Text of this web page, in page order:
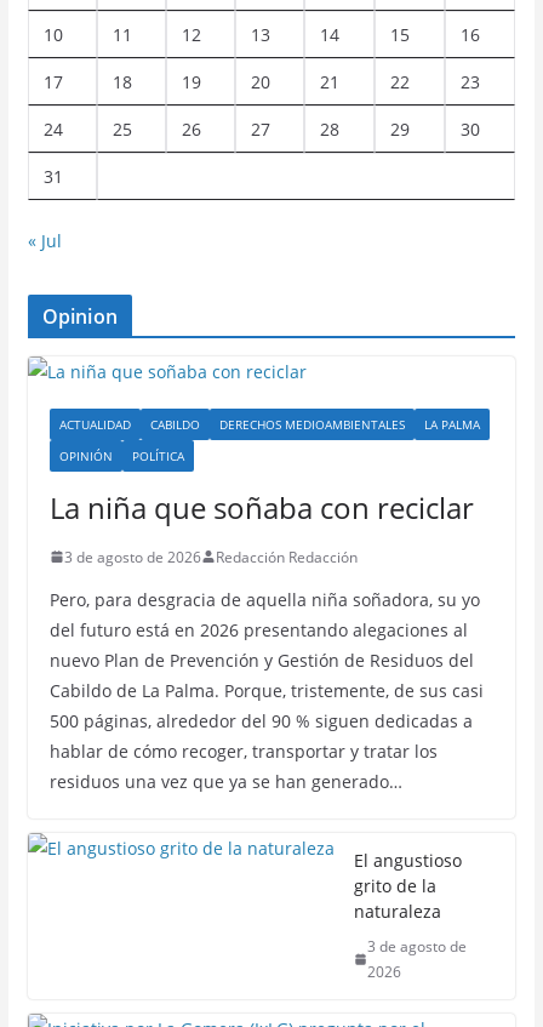
10 11 12 13 14 15 16
17 18 19 20 21 22 23
24 25 26 27 28 29 30
31
« Jul
Opinion
ACTUALIDAD CABILDO DERECHOS MEDIOAMBIENTALES
LA PALMA
OPINIÓN
POLÍTICA
La niña que soñaba con reciclar
3 de agosto de 2026 Redacción Redacción
Pero, para desgracia de aquella niña soñadora, su yo
del futuro está en 2026 presentando alegaciones al
nuevo Plan de Prevención y Gestión de Residuos del
Cabildo de La Palma. Porque, tristemente, de sus casi
500 páginas, alrededor del 90 % siguen dedicadas a
hablar de cómo recoger, transportar y tratar los
residuos una vez que ya se han generado…
El angustioso
grito de la
naturaleza
3 de agosto de
2026